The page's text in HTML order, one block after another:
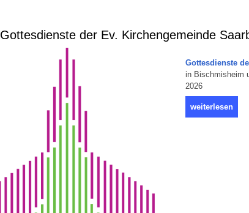
Gottesdienste der Ev. Kirchengemeinde
Gottesdienste
in Bischmisheim
2026
weiterlesen